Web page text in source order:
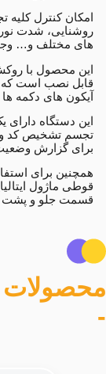
روشنایی، شدت
های مختلف و…
این محصول با
قابل نصب است که
آیکون های دکمه
تجسم تشخیص کد
برای گزارش
همچنین برای
قوطی ماژول
قسمت جلو و پشت
-